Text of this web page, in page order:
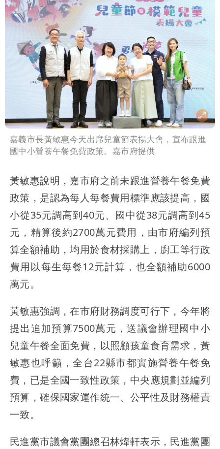
嘉義市長黃敏惠今天出席兒童節表揚大會，宣布跟進
國中小營養午餐免費政策。嘉市府提供
黃敏惠說明，嘉市府之前未跟進營養午餐免費
政策，是認為每人每餐費用標準應該提高，國
小從35元調高到40元、國中從38元調高到45
元，精算後約2700萬元費用，由市府編列預
算全額補助，均用於食材採購上，廚工等行政
費用以每生每餐12元計算，也全額補助6000
萬元。
黃敏惠強調，在市府財務調度可行下，今年將
提出追加預算7500萬元，送議會辦理國中小
兒童午餐全面免費，以照顧孩童食育需求，黃
敏惠也呼籲，全台22縣市都實施營養午餐免
費，已是全國一致性政策，中央應規劃並編列
預算，確保國家運作統一、公平性及財務權責
一致。
民進黨市議會黨團總召林煒軒表示，民進黨團